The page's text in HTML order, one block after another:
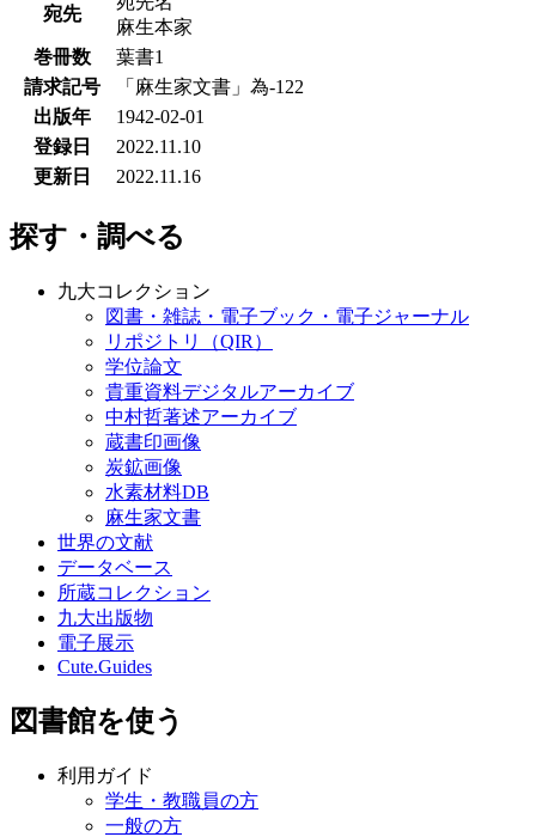
宛先
麻生本家
巻冊数
葉書1
請求記号
「麻生家文書」為-122
出版年
1942-02-01
登録日
2022.11.10
更新日
2022.11.16
探す・調べる
九大コレクション
図書・雑誌・電子ブック・電子ジャーナル
リポジトリ（QIR）
学位論文
貴重資料デジタルアーカイブ
中村哲著述アーカイブ
蔵書印画像
炭鉱画像
水素材料DB
麻生家文書
世界の文献
データベース
所蔵コレクション
九大出版物
電子展示
Cute.Guides
図書館を使う
利用ガイド
学生・教職員の方
一般の方